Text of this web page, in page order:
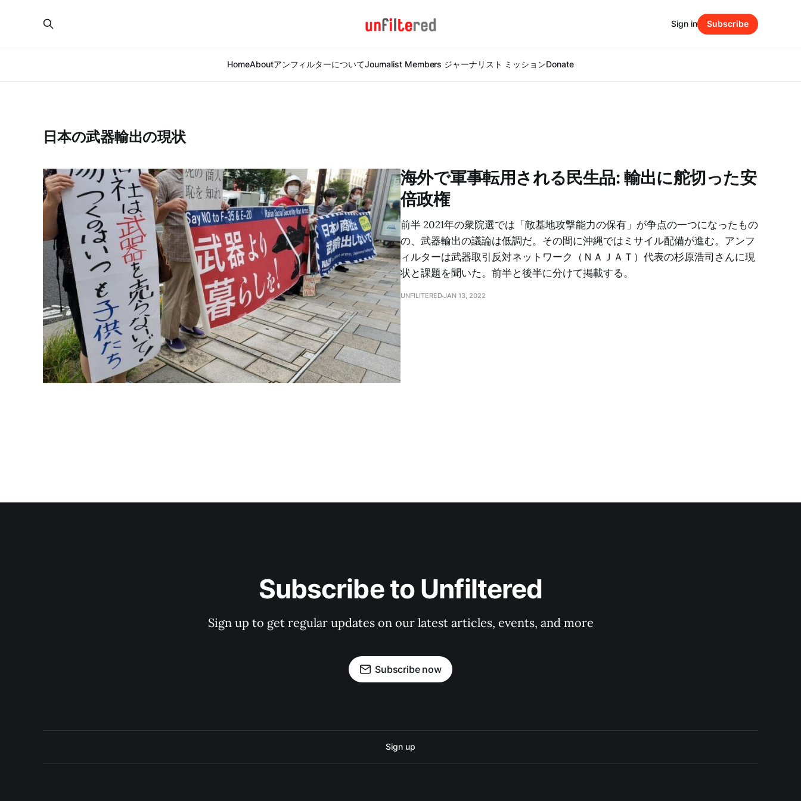
HomeAboutアンフィルターについてJournalist Members ジャーナリスト ミッションDonate
Sign in Subscribe
日本の武器輸出の現状
海外で軍事転用される民生品: 輸出に舵切った安
倍政権
前半 2021年の衆院選では「敵基地攻撃能力の保有」が争点の一つになったもの
の、武器輸出の議論は低調だ。その間に沖縄ではミサイル配備が進む。アンフ
ィルターは武器取引反対ネットワーク（ＮＡＪＡＴ）代表の杉原浩司さんに現
状と課題を聞いた。前半と後半に分けて掲載する。
UNFILITEREDJAN 13, 2022
Subscribe to Unfiltered
Sign up to get regular updates on our latest articles, events, and more
Subscribe now
Sign up